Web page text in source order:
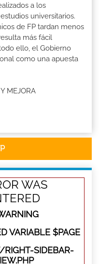
a los
universitarios.
de FP tardan menos
más fácil
ello, el Gobierno
como una apuesta
MEJORA
WAS
VARIABLE $PAGE
SIDEBAR-